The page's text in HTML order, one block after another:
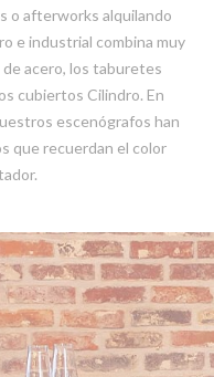
o afterworks alquilando
e industrial combina muy
de acero, los taburetes
cubiertos Cilindro. En
escenógrafos han
que recuerdan el color